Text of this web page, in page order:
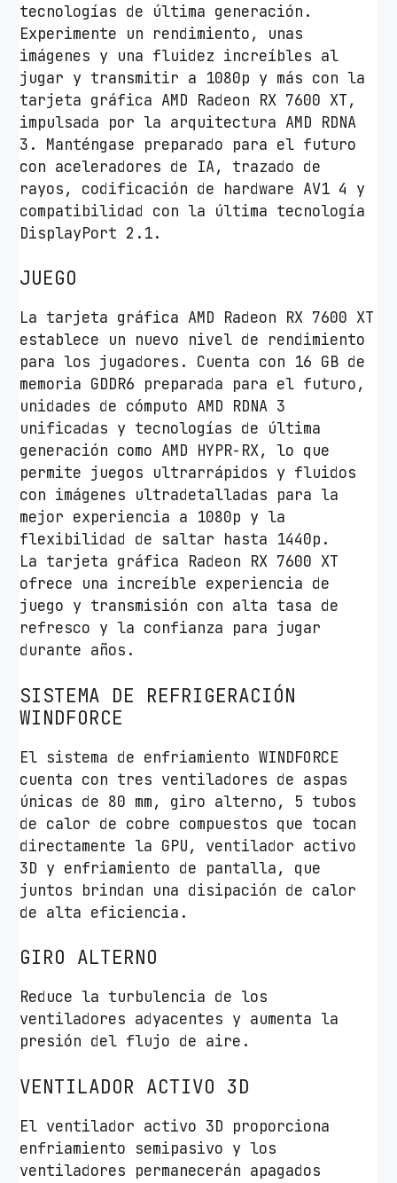
tecnologías de última generación.
Experimente un rendimiento, unas
imágenes y una fluidez increíbles al
jugar y transmitir a 1080p y más con la
tarjeta gráfica AMD Radeon RX 7600 XT,
impulsada por la arquitectura AMD RDNA
3. Manténgase preparado para el futuro
con aceleradores de IA, trazado de
rayos, codificación de hardware AV1 4 y
compatibilidad con la última tecnología
DisplayPort 2.1.
JUEGO
La tarjeta gráfica AMD Radeon RX 7600 XT
establece un nuevo nivel de rendimiento
para los jugadores. Cuenta con 16 GB de
memoria GDDR6 preparada para el futuro,
unidades de cómputo AMD RDNA 3
unificadas y tecnologías de última
generación como AMD HYPR-RX, lo que
permite juegos ultrarrápidos y fluidos
con imágenes ultradetalladas para la
mejor experiencia a 1080p y la
flexibilidad de saltar hasta 1440p.
La tarjeta gráfica Radeon RX 7600 XT
ofrece una increíble experiencia de
juego y transmisión con alta tasa de
refresco y la confianza para jugar
durante años.
SISTEMA DE REFRIGERACIÓN
WINDFORCE
El sistema de enfriamiento WINDFORCE
cuenta con tres ventiladores de aspas
únicas de 80 mm, giro alterno, 5 tubos
de calor de cobre compuestos que tocan
directamente la GPU, ventilador activo
3D y enfriamiento de pantalla, que
juntos brindan una disipación de calor
de alta eficiencia.
GIRO ALTERNO
Reduce la turbulencia de los
ventiladores adyacentes y aumenta la
presión del flujo de aire.
VENTILADOR ACTIVO 3D
El ventilador activo 3D proporciona
enfriamiento semipasivo y los
ventiladores permanecerán apagados